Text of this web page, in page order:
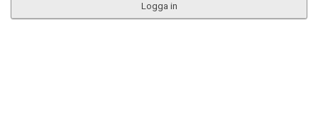
Logga in